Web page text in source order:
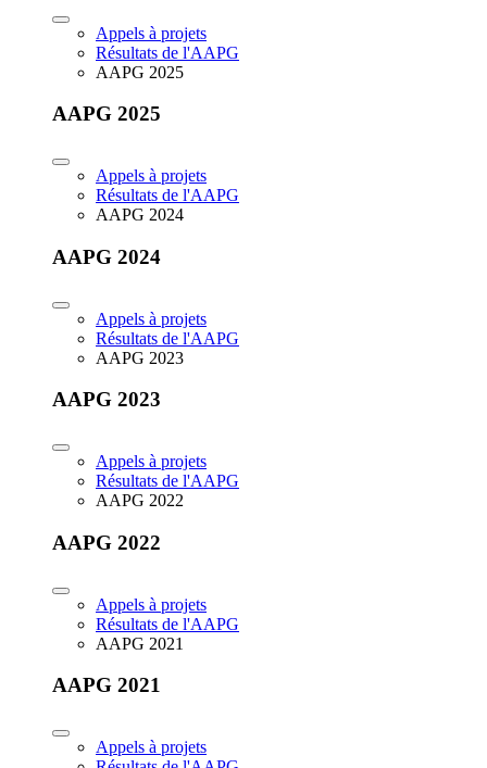
Appels à projets
Résultats de l'AAPG
AAPG 2025
AAPG 2025
Appels à projets
Résultats de l'AAPG
AAPG 2024
AAPG 2024
Appels à projets
Résultats de l'AAPG
AAPG 2023
AAPG 2023
Appels à projets
Résultats de l'AAPG
AAPG 2022
AAPG 2022
Appels à projets
Résultats de l'AAPG
AAPG 2021
AAPG 2021
Appels à projets